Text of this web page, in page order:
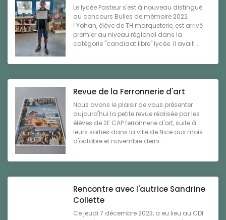
Le lycée Pasteur s'est à nouveau distingué
au concours Bulles de mémoire 2022
! Yohan, élève de TH marqueterie, est arrivé
premier au niveau régional dans la
catégorie "candidat libre" lycée. Il avait ...
Revue de la Ferronnerie d'art
Nous avons le plaisir de vous présenter
aujourd'hui la petite revue réalisée par les
élèves de 2E CAP ferronnerie d'art, suite à
leurs sorties dans la ville de Nice aux mois
d'octobre et novembre derni ...
Rencontre avec l'autrice Sandrine
Collette
Ce jeudi 7 décembre 2023, a eu lieu au CDI